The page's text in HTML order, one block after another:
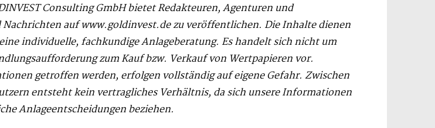
Consulting GmbH bietet Redakteuren, Agenturen und
auf www.goldinvest.de zu veröffentlichen. Die Inhalte dienen
individuelle, fachkundige Anlageberatung. Es handelt sich nicht um
zum Kauf bzw. Verkauf von Wertpapieren vor.
getroffen werden, erfolgen vollständig auf eigene Gefahr. Zwischen
entsteht kein vertragliches Verhältnis, da sich unsere Informationen
Anlageentscheidungen beziehen.